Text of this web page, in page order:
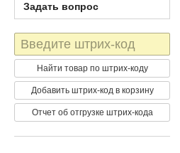
Задать вопрос
Штрих-
код
Найти товар по штрих-коду
Добавить штрих-код в корзину
Отчет об отгрузке штрих-кода